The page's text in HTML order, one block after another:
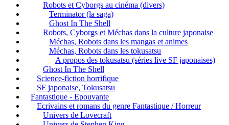
Robots et Cyborgs au cinéma (divers)
Terminator (la saga)
Ghost In The Shell
Robots, Cyborgs et Méchas dans la culture japonaise
Méchas, Robots dans les mangas et animes
Méchas, Robots dans les tokusatsu
A propos des tokusatsu (séries live SF japonaises)
Ghost In The Shell
Science-fiction horrifique
SF japonaise, Tokusatsu
Fantastique - Epouvante
Ecrivains et romans du genre Fantastique / Horreur
Univers de Lovecraft